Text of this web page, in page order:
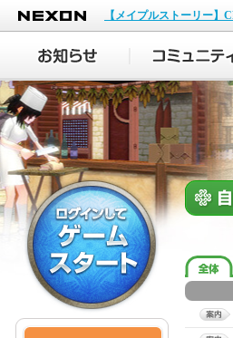
NEXON
【メイプルストーリー】